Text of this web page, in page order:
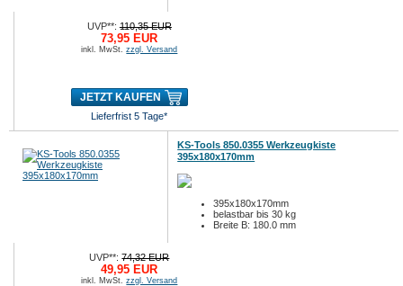
UVP**:110,35 EUR
73,95 EUR
inkl. MwSt.zzgl. Versand
JETZT KAUFEN
Lieferfrist 5 Tage*
KS-Tools 850.0355 Werkzeugkiste
395x180x170mm
395x180x170mm
belastbar bis 30 kg
Breite B: 180.0 mm
UVP**:74,32 EUR
49,95 EUR
inkl. MwSt.zzgl. Versand